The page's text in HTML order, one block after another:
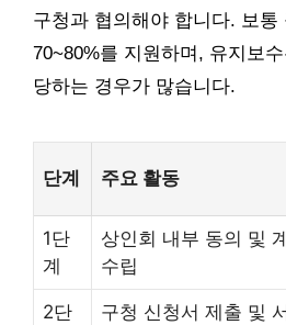
구청과 협의해야 합니다. 보통
70~80%를 지원하며, 유지보
당하는 경우가 많습니다.
단계 주요 활동
1단
계
상인회 내부 동의 및
수립
2단
구청 신청서 제출 및